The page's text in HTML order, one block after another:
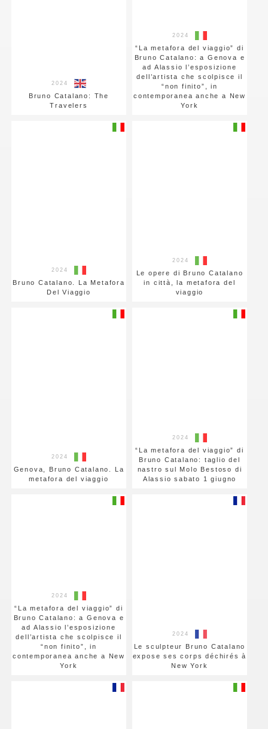
2024
Bruno Catalano: The
Travelers
2024
“La metafora del viaggio” di
Bruno Catalano: a Genova e
ad Alassio l’esposizione
dell’artista che scolpisce il
“non finito”, in
contemporanea anche a New
York
2024
Bruno Catalano. La Metafora
Del Viaggio
2024
Le opere di Bruno Catalano
in città, la metafora del
viaggio
2024
Genova, Bruno Catalano. La
metafora del viaggio
2024
“La metafora del viaggio” di
Bruno Catalano: taglio del
nastro sul Molo Bestoso di
Alassio sabato 1 giugno
2024
“La metafora del viaggio” di
Bruno Catalano: a Genova e
ad Alassio l’esposizione
dell’artista che scolpisce il
“non finito”, in
contemporanea anche a New
York
2024
Le sculpteur Bruno Catalano
expose ses corps déchirés à
New York